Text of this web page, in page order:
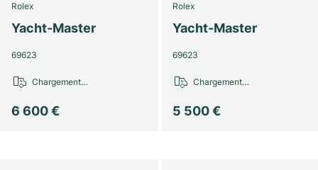
Rolex
Yacht-Master
69623
6 600 €
Chargement…
Rolex
Yacht-Master
69623
5 500 €
Chargement…